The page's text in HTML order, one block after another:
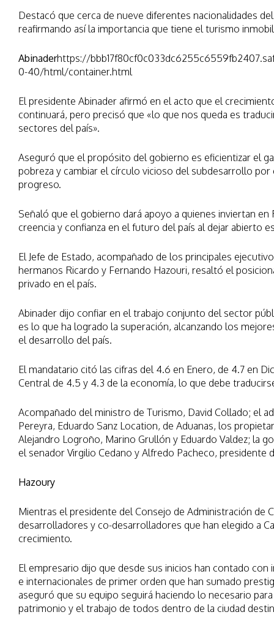
Destacó que cerca de nueve diferentes nacionalidades
reafirmando así la importancia que tiene el turismo
Abinaderhttps://
0-40/html/container.html
El presidente Abinader afirmó en el acto que el
continuará, pero precisó que «lo que nos queda es
sectores del país».
Aseguró que el propósito del gobierno es eficientizar el
pobreza y cambiar el círculo vicioso del subdesarrollo
progreso.
Señaló que el gobierno dará apoyo a quienes inviertan
creencia y confianza en el futuro del país al dejar abierto
El Jefe de Estado, acompañado de los principales
hermanos Ricardo y Fernando Hazouri, resaltó el
privado en el país.
Abinader dijo confiar en el trabajo conjunto del sector
es lo que ha logrado la superación, alcanzando los
el desarrollo del país.
El mandatario citó las cifras del 4.6 en Enero, de 4.7 en
Central de 4.5 y 4.3 de la economía, lo que debe
Acompañado del ministro de Turismo, David Collado; el
Pereyra, Eduardo Sanz Location, de Aduanas, los
Alejandro Logroño, Marino Grullón y Eduardo Valdez; la
el senador Virgilio Cedano y Alfredo Pacheco, presidente
Hazoury
Mientras el presidente del Consejo de Administración de
desarrolladores y co-desarrolladores que han elegido a
crecimiento.
El empresario dijo que desde sus inicios han contado
e internacionales de primer orden que han sumado
aseguró que su equipo seguirá haciendo lo necesario
patrimonio y el trabajo de todos dentro de la ciudad